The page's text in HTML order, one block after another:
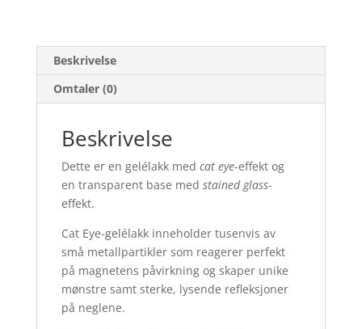
Beskrivelse
Omtaler (0)
Beskrivelse
Dette er en gelélakk med cat eye-effekt og
en transparent base med stained glass-
effekt.
Cat Eye-gelélakk inneholder tusenvis av
små metallpartikler som reagerer perfekt
på magnetens påvirkning og skaper unike
mønstre samt sterke, lysende refleksjoner
på neglene.